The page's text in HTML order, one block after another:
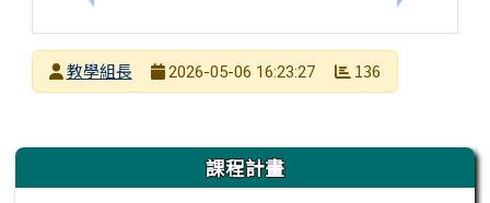
發布者
教學組長
2026-05-06 16:23:27 136
左邊區域內容 課程計畫